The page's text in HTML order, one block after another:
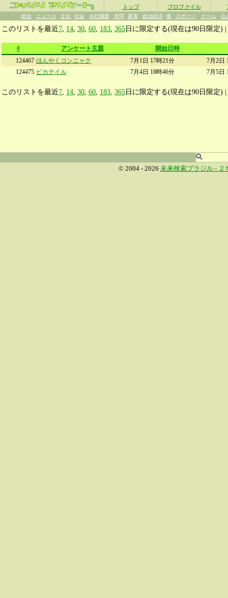
β トップ プロファイル
総合 ニュース 文化 社会 会社職業 学問 家電 政治経済 食 スポーツ ゲーム 心
このリストを最近7 14 30 60 183 365日に限定する(現在は90日限定) |
# アンケート主題
開始日時
124467 ほんやくコンニャク 7月1日 17時21分
7月2日
124475 ピカテイル 7月4日 18時46分 7月5日
このリストを最近7 14 30 60 183 365日に限定する(現在は90日限定) |
© 2004 - 2026 未来検索ブラジル - ２